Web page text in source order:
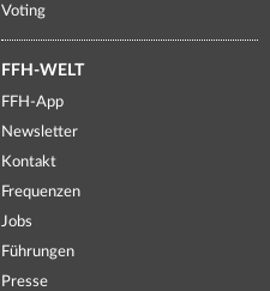
Voting
FFH-WELT
FFH-App
Newsletter
Kontakt
Frequenzen
Jobs
Führungen
Presse